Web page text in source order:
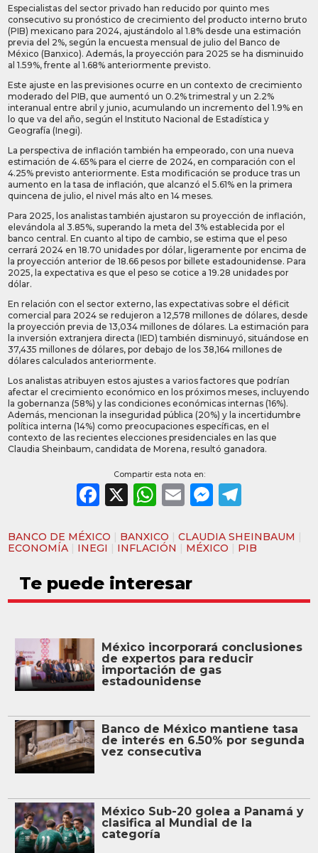
Especialistas del sector privado han reducido por quinto mes
consecutivo su pronóstico de crecimiento del producto interno bruto
(PIB) mexicano para 2024, ajustándolo al 1.8% desde una estimación
previa del 2%, según la encuesta mensual de julio del Banco de
México (Banxico). Además, la proyección para 2025 se ha disminuido
al 1.59%, frente al 1.68% anteriormente previsto.
Este ajuste en las previsiones ocurre en un contexto de crecimiento
moderado del PIB, que aumentó un 0.2% trimestral y un 2.2%
interanual entre abril y junio, acumulando un incremento del 1.9% en
lo que va del año, según el Instituto Nacional de Estadística y
Geografía (Inegi).
La perspectiva de inflación también ha empeorado, con una nueva
estimación de 4.65% para el cierre de 2024, en comparación con el
4.25% previsto anteriormente. Esta modificación se produce tras un
aumento en la tasa de inflación, que alcanzó el 5.61% en la primera
quincena de julio, el nivel más alto en 14 meses.
Para 2025, los analistas también ajustaron su proyección de inflación,
elevándola al 3.85%, superando la meta del 3% establecida por el
banco central. En cuanto al tipo de cambio, se estima que el peso
cerrará 2024 en 18.70 unidades por dólar, ligeramente por encima de
la proyección anterior de 18.66 pesos por billete estadounidense. Para
2025, la expectativa es que el peso se cotice a 19.28 unidades por
dólar.
En relación con el sector externo, las expectativas sobre el déficit
comercial para 2024 se redujeron a 12,578 millones de dólares, desde
la proyección previa de 13,034 millones de dólares. La estimación para
la inversión extranjera directa (IED) también disminuyó, situándose en
37,435 millones de dólares, por debajo de los 38,164 millones de
dólares calculados anteriormente.
Los analistas atribuyen estos ajustes a varios factores que podrían
afectar el crecimiento económico en los próximos meses, incluyendo
la gobernanza (58%) y las condiciones económicas internas (16%).
Además, mencionan la inseguridad pública (20%) y la incertidumbre
política interna (14%) como preocupaciones específicas, en el
contexto de las recientes elecciones presidenciales en las que
Claudia Sheinbaum, candidata de Morena, resultó ganadora.
Compartir esta nota en:
Facebook
X WhatsApp
Email
BANCO DE MÉXICO | BANXICO |CLAUDIA SHEINBAUM |
ECONOMÍA | INEGI | INFLACIÓN | MÉXICO | PIB
Te puede interesar
México incorporará conclusiones
de expertos para reducir
importación de gas
estadounidense
Banco de México mantiene tasa
de interés en 6.50% por segunda
vez consecutiva
México Sub-20 golea a Panamá y
clasifica al Mundial de la
categoría